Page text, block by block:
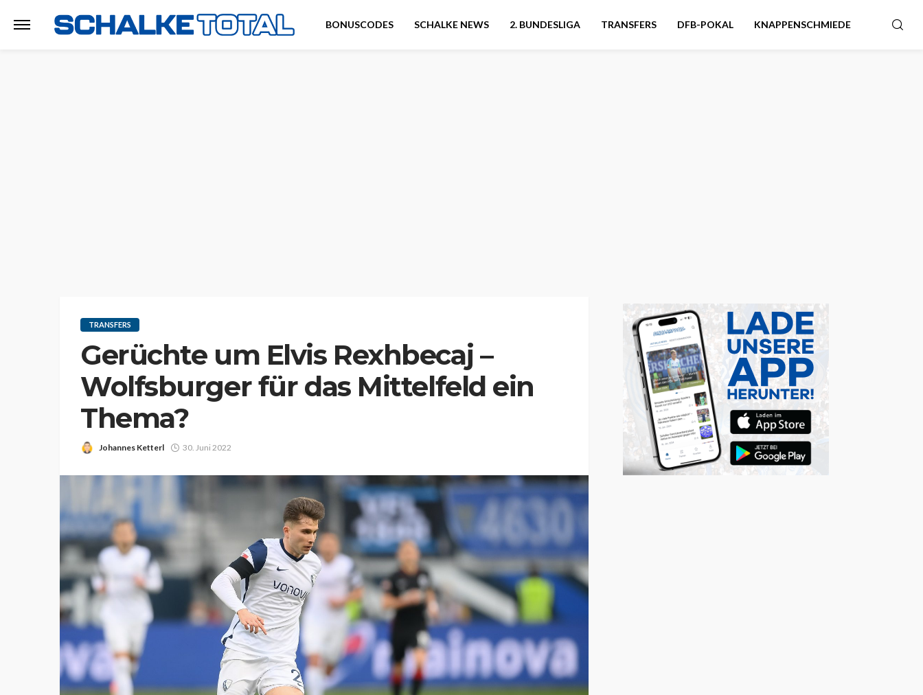
BONUSCODES SCHALKE NEWS 2. BUNDESLIGA TRANSFERS DFB-POKAL KNAPPENSCHMIEDE
TRANSFERS
Gerüchte um Elvis Rexhbecaj –
Wolfsburger für das Mittelfeld ein
Thema?
Johannes Ketterl 30. Juni 2022